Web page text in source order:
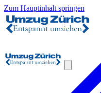
Zum Hauptinhalt springen